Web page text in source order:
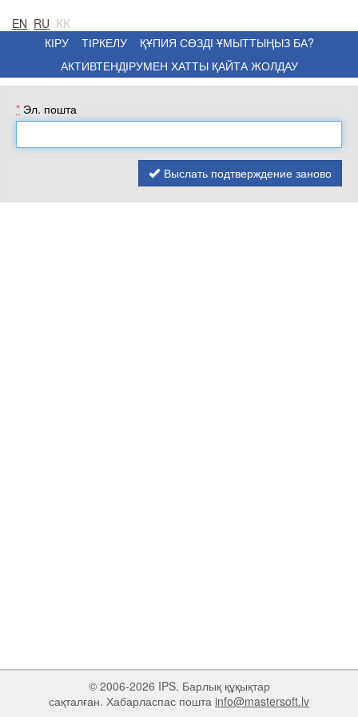
EN RU KK
КІРУ
ТІРКЕЛУ
ҚҰПИЯ СӨЗДІ ҰМЫТТЫҢЫЗ БА?
АКТИВТЕНДІРУМЕН ХАТТЫ ҚАЙТА ЖОЛДАУ
* Эл. пошта
Выслать подтверждение заново
© 2006-2026 IPS. Барлық құқықтар
сақталған. Хабарласпас пошта info@mastersoft.lv